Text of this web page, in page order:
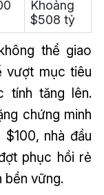
Khoảng
$508 tỷ
thể giao
vượt mục tiêu
tính tăng lên.
chứng minh
nhà đầu
phục hồi rẻ
bền vững.